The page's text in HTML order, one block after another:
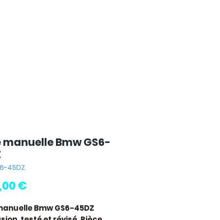
manuelle Bmw GS6-
45DZ
€
Bmw GS6-45DZ